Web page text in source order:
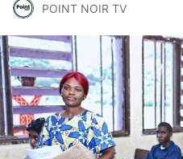
POINT NOIR TV